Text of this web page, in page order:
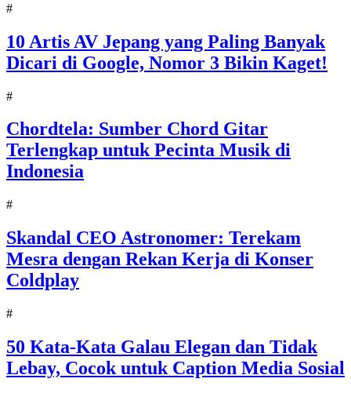
#
10 Artis AV Jepang yang Paling Banyak
Dicari di Google, Nomor 3 Bikin Kaget!
#
Chordtela: Sumber Chord Gitar
Terlengkap untuk Pecinta Musik di
Indonesia
#
Skandal CEO Astronomer: Terekam
Mesra dengan Rekan Kerja di Konser
Coldplay
#
50 Kata-Kata Galau Elegan dan Tidak
Lebay, Cocok untuk Caption Media Sosial